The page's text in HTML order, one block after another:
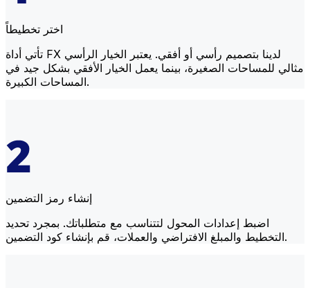
اختر تخطيطاً
تأتي أداة FX لدينا بتصميم رأسي أو أفقي. يعتبر الخيار الرأسي
مثالي للمساحات الصغيرة، بينما يعمل الخيار الأفقي بشكل جيد في
المساحات الكبيرة.
إنشاء رمز التضمين
اضبط إعدادات المحول لتتناسب مع متطلباتك. بمجرد تحديد
التخطيط والمبلغ الافتراضي والعملات، قم بإنشاء كود التضمين.